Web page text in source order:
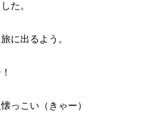
た。
に出るよう。
っこい（きゃー）